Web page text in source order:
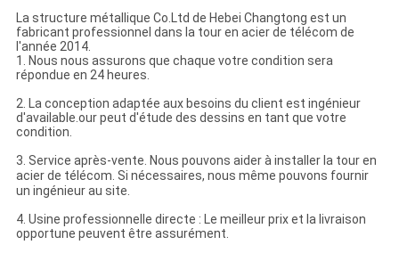
La structure métallique Co.Ltd de Hebei Changtong est un
fabricant professionnel dans la tour en acier de télécom de
l'année 2014.
1. Nous nous assurons que chaque votre condition sera
répondue en 24 heures.
2. La conception adaptée aux besoins du client est ingénieur
d'available.our peut d'étude des dessins en tant que votre
condition.
3. Service après-vente. Nous pouvons aider à installer la tour en
acier de télécom. Si nécessaires, nous même pouvons fournir
un ingénieur au site.
4. Usine professionnelle directe : Le meilleur prix et la livraison
opportune peuvent être assurément.